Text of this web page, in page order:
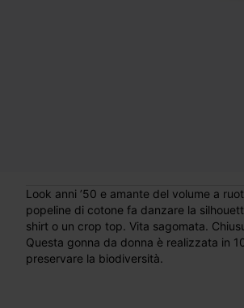
Look anni ’50 e amante del volume a
popeline di cotone fa danzare la
shirt o un crop top. Vita sagomata.
Questa gonna da donna è realizzata in
preservare la biodiversità.